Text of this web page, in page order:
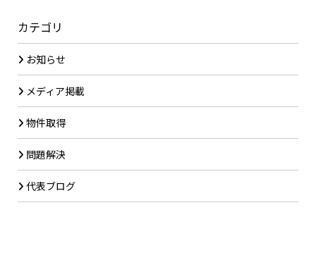
カテゴリ
お知らせ
メディア掲載
物件取得
問題解決
代表ブログ